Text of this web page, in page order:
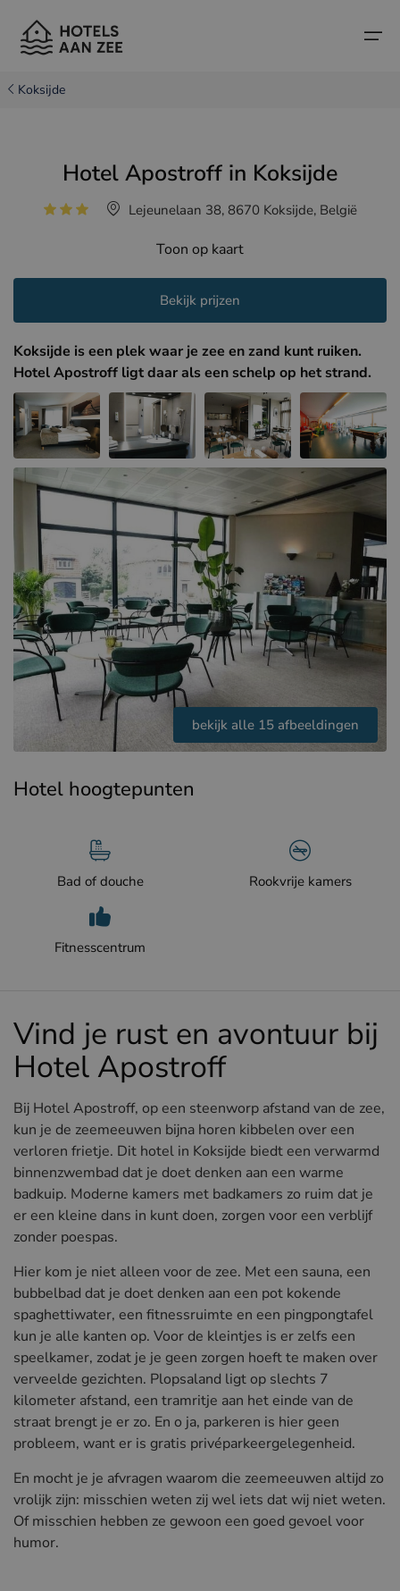
Populaire badsteden
Populaire badsteden
Hotels in Cadzand (NL)
Hotels in Knokke (BE)
Hotels in Brugge (BE)
Hotels in Middelkerke (BE)
Hotels in Sluis (NL)
Hotels in Renesse (NL)
Hotels in Duinkerke (FR)
Landen
Landen
Belgische kust
Nederlandse kust
Noord-Franse kust
Reistips en weetjes
Koksijde
Hotel Apostroff in Koksijde
Lejeunelaan 38, 8670 Koksijde, België
Toon op kaart
Bekijk prijzen
Koksijde is een plek waar je zee en zand kunt ruiken.
Hotel Apostroff ligt daar als een schelp op het strand.
bekijk alle 15 afbeeldingen
Hotel hoogtepunten
Bad of douche Rookvrije kamers
Fitnesscentrum
Vind je rust en avontuur bij
Hotel Apostroff
Bij Hotel Apostroff, op een steenworp afstand van de zee,
kun je de zeemeeuwen bijna horen kibbelen over een
verloren frietje. Dit hotel in Koksijde biedt een verwarmd
binnenzwembad dat je doet denken aan een warme
badkuip. Moderne kamers met badkamers zo ruim dat je
er een kleine dans in kunt doen, zorgen voor een verblijf
zonder poespas.
Hier kom je niet alleen voor de zee. Met een sauna, een
bubbelbad dat je doet denken aan een pot kokende
spaghettiwater, een fitnessruimte en een pingpongtafel
kun je alle kanten op. Voor de kleintjes is er zelfs een
speelkamer, zodat je je geen zorgen hoeft te maken over
verveelde gezichten. Plopsaland ligt op slechts 7
kilometer afstand, een tramritje aan het einde van de
straat brengt je er zo. En o ja, parkeren is hier geen
probleem, want er is gratis privéparkeergelegenheid.
En mocht je je afvragen waarom die zeemeeuwen altijd zo
vrolijk zijn: misschien weten zij wel iets dat wij niet weten.
Of misschien hebben ze gewoon een goed gevoel voor
humor.